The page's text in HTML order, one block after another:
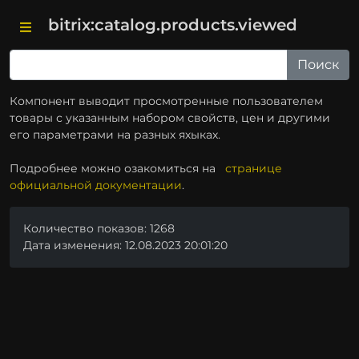
bitrix:catalog.products.viewed
Компонент выводит просмотренные пользователем
товары с указанным набором свойств, цен и другими
его параметрами на разных яхыках.
Подробнее можно озакомиться на странице
официальной документации.
Количество показов: 1268
Дата изменения: 12.08.2023 20:01:20